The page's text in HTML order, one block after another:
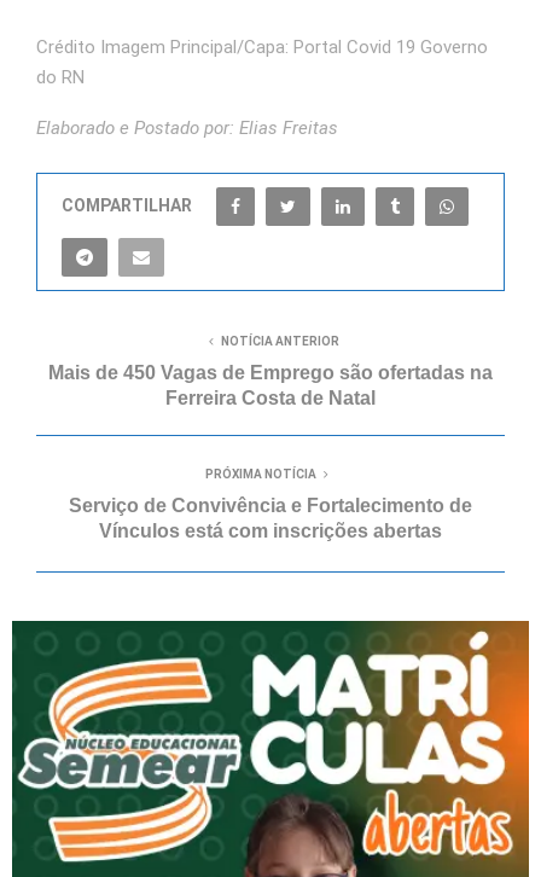
Crédito Imagem Principal/Capa: Portal Covid 19 Governo
do RN
Elaborado e Postado por: Elias Freitas
COMPARTILHAR
NOTÍCIA ANTERIOR
Mais de 450 Vagas de Emprego são ofertadas na
Ferreira Costa de Natal
PRÓXIMA NOTÍCIA
Serviço de Convivência e Fortalecimento de
Vínculos está com inscrições abertas